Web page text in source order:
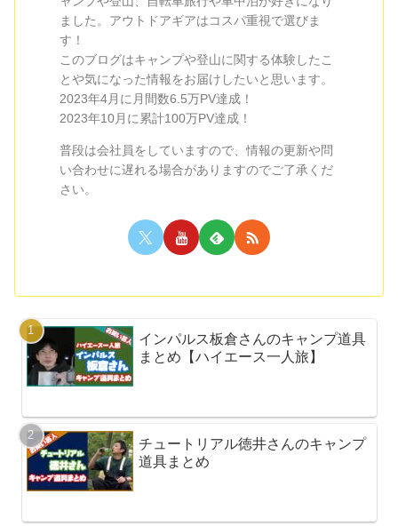
ました。アウトドアギアはコスパ重視で選びま
す！
このブログはキャンプや登山に関する体験したこ
とや気になった情報をお届けしたいと思います。
2023年4月に月間数6.5万PV達成！
2023年10月に累計100万PV達成！
普段は会社員をしていますので、情報の更新や問
い合わせに遅れる場合がありますのでご了承くだ
さい。
インパルス板倉さんのキャンプ道具
まとめ【ハイエース一人旅】
チュートリアル徳井さんのキャンプ
道具まとめ